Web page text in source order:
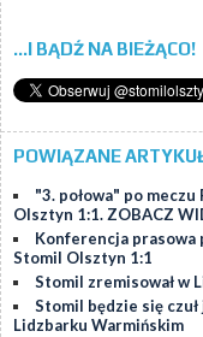
...I BĄDŹ NA BIEŻĄCO!
POWIĄZANE
"3. połowa" po
Olsztyn 1:1. ZOBACZ
Konferencja prasowa
Stomil Olsztyn 1:1
Stomil zremisował w
Stomil będzie się czuł
Lidzbarku Warmińskim